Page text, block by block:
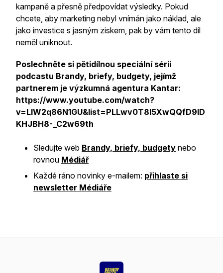
kampaně a přesně předpovídat výsledky. Pokud
chcete, aby marketing nebyl vnímán jako náklad, ale
jako investice s jasným ziskem, pak by vám tento díl
neměl uniknout.
Poslechněte si pětidílnou speciální sérii
podcastu Brandy, briefy, budgety, jejímž
partnerem je výzkumná agentura Kantar:
https://www.youtube.com/watch?
v=LlW2q86N1GU&list=PLLwv0T8l5XwQQfD9lD
KHJBH8-_C2w69th
Sledujte web Brandy, briefy, budgety nebo
rovnou Médiář
Každé ráno novinky e-mailem: přihlaste si
newsletter Médiáře